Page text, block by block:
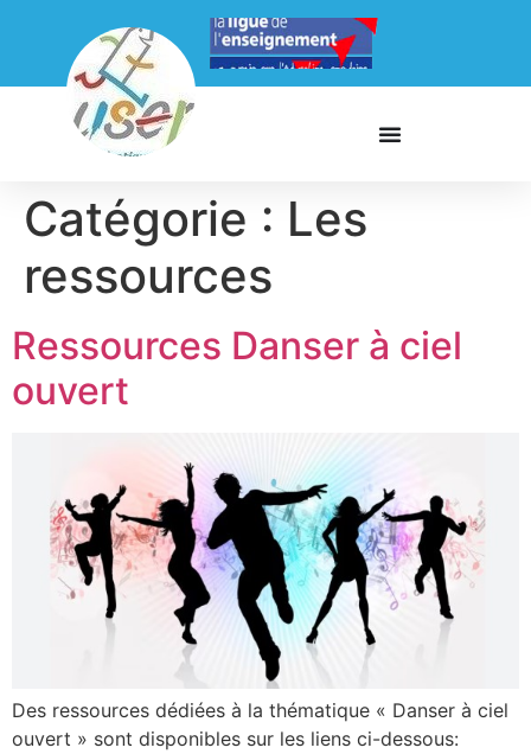
Catégorie : Les
ressources
Ressources Danser à ciel
ouvert
Des ressources dédiées à la thématique « Danser à ciel
ouvert » sont disponibles sur les liens ci-dessous: